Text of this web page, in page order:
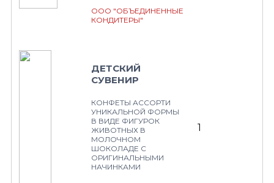
ООО "ОБЪЕДИНЕННЫЕ
КОНДИТЕРЫ"
ДЕТСКИЙ
СУВЕНИР
КОНФЕТЫ АССОРТИ
УНИКАЛЬНОЙ ФОРМЫ
В ВИДЕ ФИГУРОК
ЖИВОТНЫХ В
МОЛОЧНОМ
ШОКОЛАДЕ С
ОРИГИНАЛЬНЫМИ
НАЧИНКАМИ
1